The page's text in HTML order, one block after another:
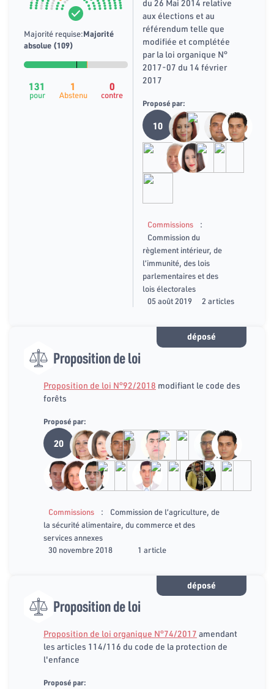
Majorité requise:Majorité
absolue (109)
131
pour
1
Abstenu
0
contre
du 26 Mai 2014 relative
aux élections et au
référendum telle que
modifiée et complétée
par la loi organique N°
2017-07 du 14 février
2017
Proposé par:
10
Commissions :
Commission du
règlement intérieur, de
l’immunité, des lois
parlementaires et des
lois électorales
05 août 2019
2 articles
déposé
Proposition de loi
Proposition de loi N°92/2018 modifiant le code des
forêts
Proposé par:
20
Commissions :
Commission de l’agriculture, de
la sécurité alimentaire, du commerce et des
services annexes
30 novembre 2018
1 article
déposé
Proposition de loi
Proposition de loi organique N°74/2017 amendant
les articles 114/116 du code de la protection de
l'enfance
Proposé par: